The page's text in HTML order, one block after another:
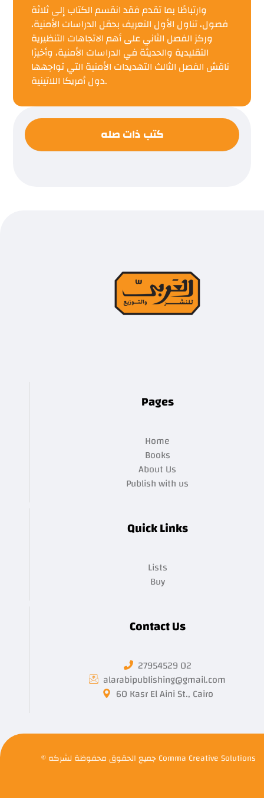
وارتباطًا بما تقدم فقد انقسم الكتاب إلى ثلاثة
فصول، تناول الأول التعريف بحقل الدراسات الأمنية،
وركز الفصل الثاني على أهم الاتجاهات التنظيرية
التقليدية والحديثة في الدراسات الأمنية، وأخيرًا
ناقش الفصل الثالث التهديدات الأمنية التي تواجهها
دول أمريكا اللاتينية.
كتب ذات صله
Pages
Home
Books
About Us
Publish with us
Quick Links
Lists
Buy
Contact Us
27954529 02
alarabipublishing@gmail.com
60 Kasr El Aini St., Cairo
© جميع الحقوق محفوظة لشركهComma Creative Solutions